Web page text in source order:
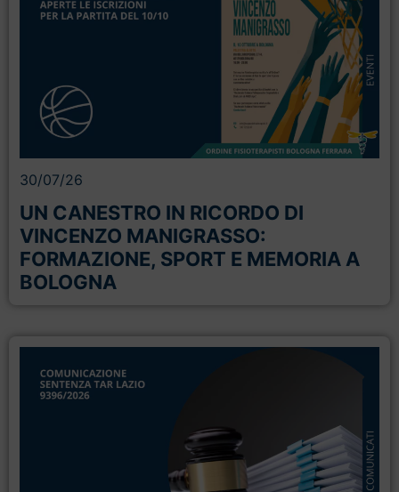
30/07/26
UN CANESTRO IN RICORDO DI
VINCENZO MANIGRASSO:
FORMAZIONE, SPORT E MEMORIA A
BOLOGNA